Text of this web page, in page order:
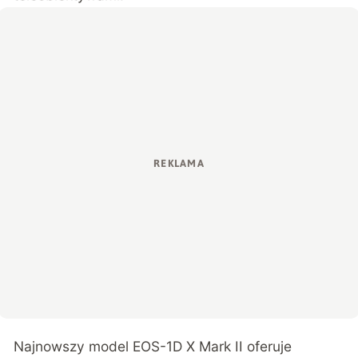
Najnowszy model EOS-1D X Mark II oferuje